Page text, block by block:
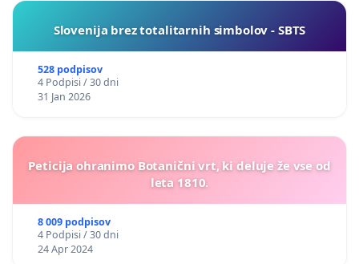
Slovenija brez totalitarnih simbolov - SBTS
528 podpisov
4 Podpisi / 30 dni
31 Jan 2026
Peticija ohranimo Botanični vrt, ki deluje že vse od
leta 1810.
8 009 podpisov
4 Podpisi / 30 dni
24 Apr 2024